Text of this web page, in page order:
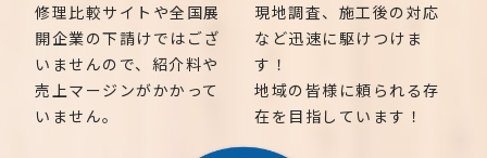
修理比較サイトや全国展
開企業の下請けではござ
いませんので、紹介料や
売上マージンがかかって
いません。
現地調査、施工後の対応
など迅速に駆けつけま
す！
地域の皆様に頼られる存
在を目指しています！